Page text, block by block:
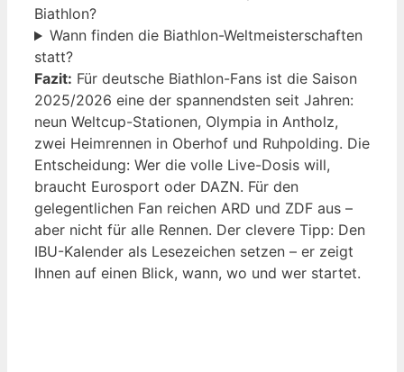
Biathlon?
Wann finden die Biathlon-Weltmeisterschaften
statt?
Fazit: Für deutsche Biathlon-Fans ist die Saison
2025/2026 eine der spannendsten seit Jahren:
neun Weltcup-Stationen, Olympia in Antholz,
zwei Heimrennen in Oberhof und Ruhpolding. Die
Entscheidung: Wer die volle Live-Dosis will,
braucht Eurosport oder DAZN. Für den
gelegentlichen Fan reichen ARD und ZDF aus –
aber nicht für alle Rennen. Der clevere Tipp: Den
IBU-Kalender als Lesezeichen setzen – er zeigt
Ihnen auf einen Blick, wann, wo und wer startet.